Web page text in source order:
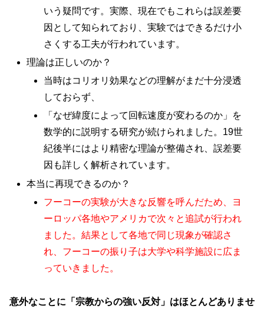
いう疑問です。実際、現在でもこれらは誤差要
因として知られており、実験ではできるだけ小
さくする工夫が行われています。
理論は正しいのか？
当時はコリオリ効果などの理解がまだ十分浸透
しておらず、
「なぜ緯度によって回転速度が変わるのか」を
数学的に説明する研究が続けられました。19世
紀後半にはより精密な理論が整備され、誤差要
因も詳しく解析されています。
本当に再現できるのか？
フーコーの実験が大きな反響を呼んだため、ヨ
ーロッパ各地やアメリカで次々と追試が行われ
ました。結果として各地で同じ現象が確認さ
れ、フーコーの振り子は大学や科学施設に広ま
っていきました。
意外なことに「宗教からの強い反対」はほとんどありませ